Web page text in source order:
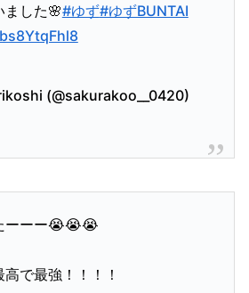
ました🌸#ゆず#ゆずBUNTAI
(@sakurakoo__0420)
ーーー😭😭😭
で最強！！！！